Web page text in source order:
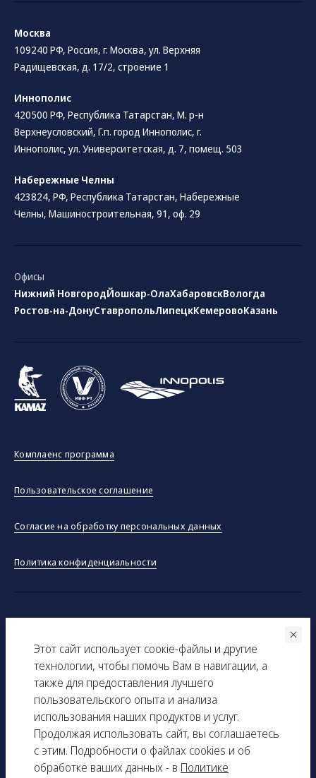
Этот сайт использует соокіe-файлы и другие
технологии, чтобы помочь Вам в навигации, а
также для предоставления лучшего
пользовательского опыта и анализа
использования наших продуктов и услуг.
Продолжая использовать сайт, вы соглашаетесь
с этим. Подробности о файлах cookies и об
обработке ваших данных - в Политике
Москва
109240 РФ, Россия, г. Москва, ул. Верхняя
Радищевская, д. 17/2, строение 1
Иннополис
420500 РФ, Республика Татарстан, М. р-н
Верхнеусловский, Г.п. город Иннополис, г.
Иннополис, ул. Университетская, д. 7, помещ. 503
Набережные Челны
423824, РФ, Республика Татарстан​, Набережные
Челны, Машиностроительная, 91, оф. 29
Офисы
Нижний НовгородЙошкар-ОлаХабаровскВологда
Ростов-на-ДонуСтавропольЛипецкКемеровоКазань
Комплаенс программа
Пользовательское соглашение
Согласие на обработку персональных данных
Политика конфиденциальности
Вся представленная на сайте информация, касающаяся
технических характеристик, наличия на складе, стоимости
товаров, носит информационный характер и ни при каких
условиях не является публичной офертой, определяемой
положениями Статьи 437(2) Гражданского кодекса РФ.
ИНН: 9729277261
КПП: 161501001